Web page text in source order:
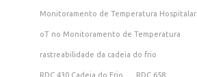
Monitoramento de Temperatura Hospitalar
oT no Monitoramento de Temperatura
rastreabilidade da cadeia do frio
RDC 430 Cadeia do Frio RDC 658